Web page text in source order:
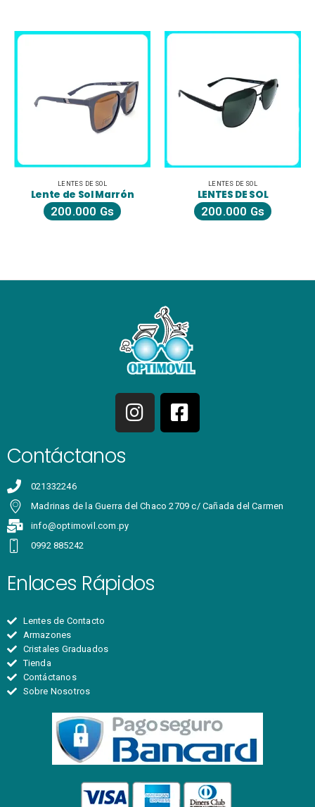
LENTES DE SOL
Lente de Sol Marrón
200.000 Gs
LENTES DE SOL
LENTES DE SOL
200.000 Gs
Contáctanos
021332246
Madrinas de la Guerra del Chaco 2709 c/ Cañada del Carmen
info@optimovil.com.py
0992 885242
Enlaces Rápidos
Lentes de Contacto
Armazones
Cristales Graduados
Tienda
Contáctanos
Sobre Nosotros